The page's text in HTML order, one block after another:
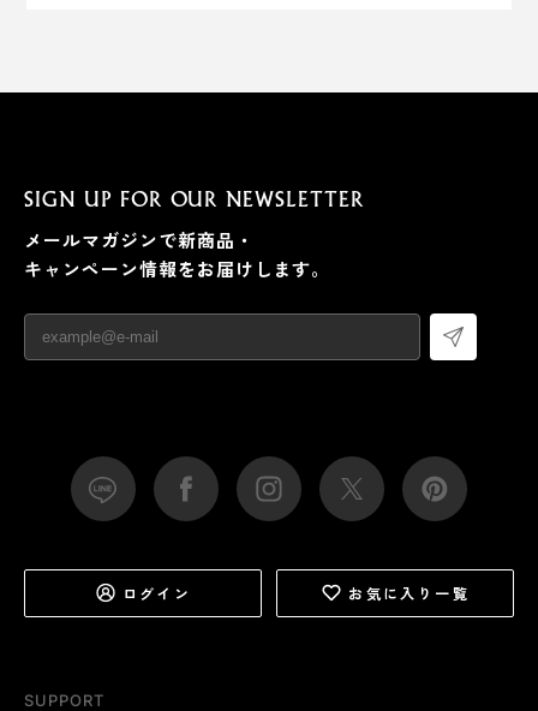
SUPPORT
SIGN UP FOR OUR NEWSLETTER
メールマガジンで新商品・
キャンペーン情報をお届けします。
ログイン お気に入り一覧